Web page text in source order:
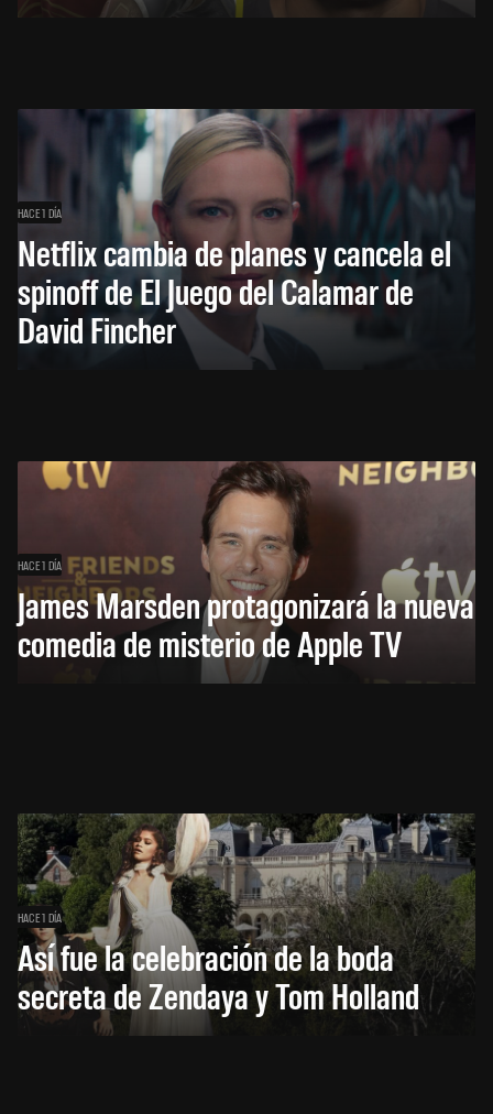
HACE 1 DÍA
Netflix cambia de planes y cancela el
spinoff de El Juego del Calamar de
David Fincher
HACE 1 DÍA
James Marsden protagonizará la nueva
comedia de misterio de Apple TV
HACE 1 DÍA
Así fue la celebración de la boda
secreta de Zendaya y Tom Holland